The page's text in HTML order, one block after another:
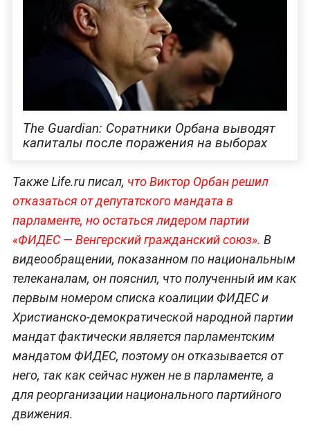
The Guardian: Соратники Орбана выводят
капиталы после поражения на выборах
Также Life.ru писал, что Виктор Орбан решил
отказаться от депутатского мандата в
парламенте, но остаться лидером партии
«ФИДЕС — Венгерский гражданский союз». В
видеообращении, показанном по национальным
телеканалам, он пояснил, что полученный им как
первым номером списка коалиции ФИДЕС и
Христианско-демократической народной партии
мандат фактически является парламентским
мандатом ФИДЕС, поэтому он отказывается от
него, так как сейчас нужен не в парламенте, а
для реорганизации национального партийного
движения.